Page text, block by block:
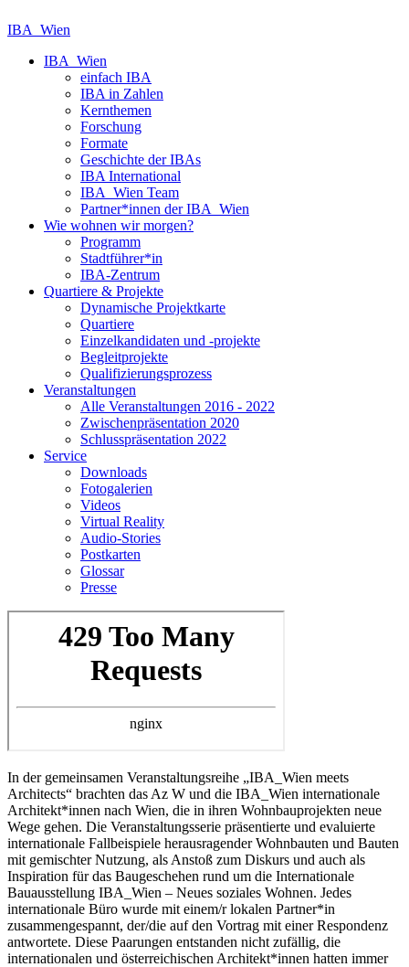
IBA_Wien
IBA_Wien
einfach IBA
IBA in Zahlen
Kernthemen
Forschung
Formate
Geschichte der IBAs
IBA International
IBA_Wien Team
Partner*innen der IBA_Wien
Wie wohnen wir morgen?
Programm
Stadtführer*in
IBA-Zentrum
Quartiere & Projekte
Dynamische Projektkarte
Quartiere
Einzelkandidaten und -projekte
Begleitprojekte
Qualifizierungsprozess
Veranstaltungen
Alle Veranstaltungen 2016 - 2022
Zwischenpräsentation 2020
Schlusspräsentation 2022
Service
Downloads
Fotogalerien
Videos
Virtual Reality
Audio-Stories
Postkarten
Glossar
Presse
In der gemeinsamen Veranstaltungsreihe „IBA_Wien meets
Architects“ brachten das Az W und die IBA_Wien internationale
Architekt*innen nach Wien, die in ihren Wohnbauprojekten neue
Wege gehen. Die Veranstaltungsserie präsentierte und evaluierte
internationale Fallbeispiele herausragender Wohnbauten und Bauten
mit gemischter Nutzung, als Anstoß zum Diskurs und auch als
Inspiration für das Baugeschehen rund um die Internationale
Bauausstellung IBA_Wien – Neues soziales Wohnen. Jedes
internationale Büro wurde mit einem/r lokalen Partner*in
zusammengespannt, der/die auf den Vortrag mit einer Respondenz
antwortete. Diese Paarungen entstanden nicht zufällig, die
internationalen und österreichischen Architekt*innen hatten immer